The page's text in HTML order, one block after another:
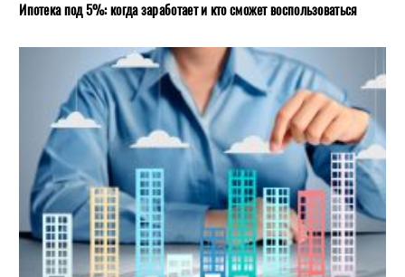
Ипотека под 5%: когда заработает и кто сможет воспользоваться